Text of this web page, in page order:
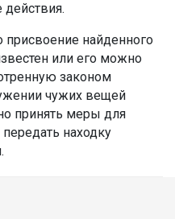
присвоение найденного
или его можно
законом
чужих вещей
принять меры для
находку